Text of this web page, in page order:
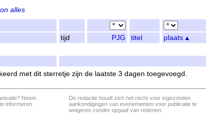
alles
tijd PJG titel plaats
met dit sterretje zijn de laatste 3 dagen toegevoegd.
Neem
informeren
De redactie houdt zich het recht voor ingezonden
aankondigingen van evenementen voor publicatie te
weigeren zonder opgaaf van redenen.